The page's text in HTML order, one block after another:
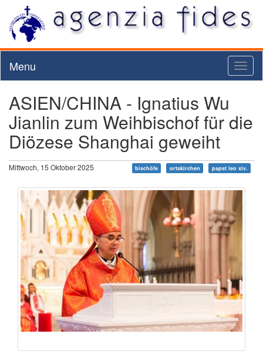
Menu
ASIEN/CHINA - Ignatius Wu
Jianlin zum Weihbischof für die
Diözese Shanghai geweiht
Mittwoch, 15 Oktober 2025 bischöfe ortskirchen papst leo xiv.